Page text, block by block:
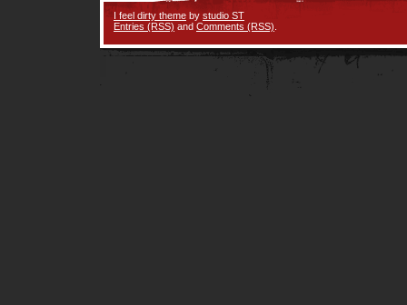
I feel dirty theme by studio ST
Entries (RSS) and Comments (RSS)